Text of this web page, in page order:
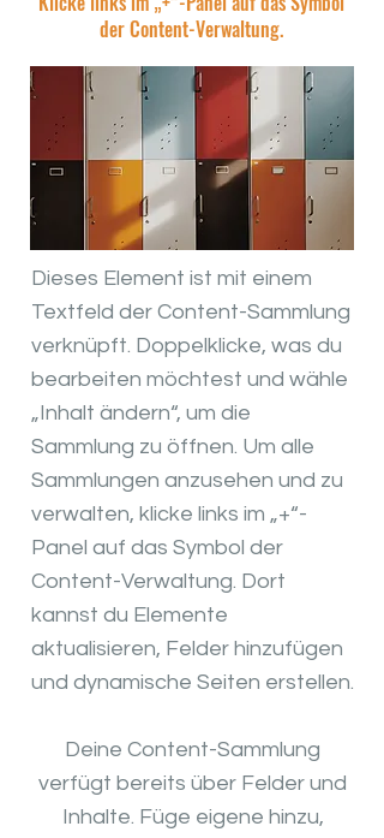
der Content-Verwaltung.
Dieses Element ist mit einem
Textfeld der Content-Sammlung
verknüpft. Doppelklicke, was du
bearbeiten möchtest und wähle
„Inhalt ändern“, um die
Sammlung zu öffnen. Um alle
Sammlungen anzusehen und zu
verwalten, klicke links im „+“-
Panel auf das Symbol der
Content-Verwaltung. Dort
kannst du Elemente
aktualisieren, Felder hinzufügen
und dynamische Seiten erstellen.
Deine Content-Sammlung
verfügt bereits über Felder und
Inhalte. Füge eigene hinzu,